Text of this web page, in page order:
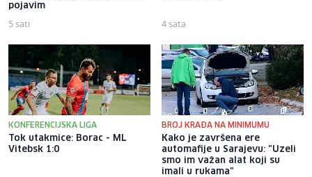
pojavim
5 sati 4 sata
KONFERENCIJSKA LIGA
Tok utakmice: Borac - ML
Vitebsk 1:0
BROJ KRAĐA NA MINIMUMU
Kako je završena ere
automafije u Sarajevu: "Uzeli
smo im važan alat koji su
imali u rukama"